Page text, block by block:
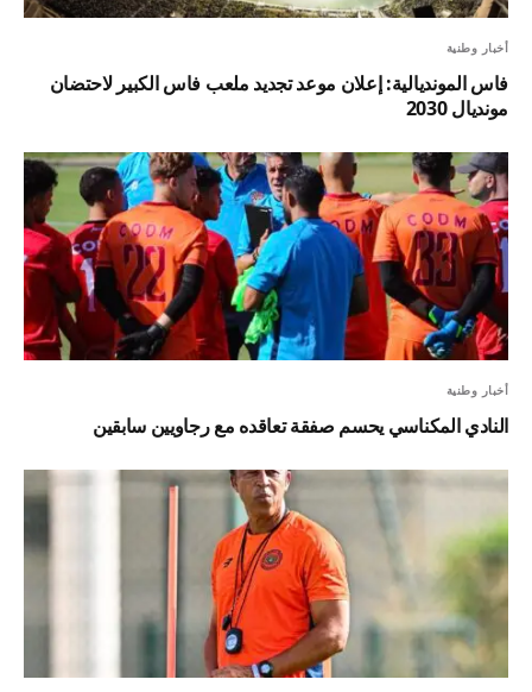
أخبار وطنية
فاس المونديالية: إعلان موعد تجديد ملعب فاس الكبير لاحتضان
مونديال 2030
أخبار وطنية
النادي المكناسي يحسم صفقة تعاقده مع رجاويين سابقين